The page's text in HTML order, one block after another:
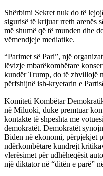
Shërbimi Sekret nuk do të
sigurisë të krijuar rreth arenës
më shumë që të munden dhe
vëmendjeje mediatike.
“Parimet së Pari”, një
lëvizje mbarëkombëtare
kundër Trump, do të zhvillojë
përfshijnë ish-kryetarin e
Komiteti Kombëtar
në Miluoki, duke premtuar
kontakte të shpeshta me
demokratët. Demokratët
Biden në ekonomi, përpjekjet
ndërkombëtare kundrejt
vlerësimet për udhëheqësit
një diktator në “ditën e parë”